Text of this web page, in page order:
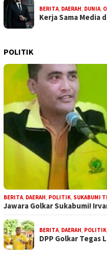
BERITA, DAERAH, DUNIA,
Kerja Sama Media
POLITIK
BERITA, DAERAH, POLITIK, SUKABUMI
Jawara Golkar Sukabumi!
BERITA, DAERAH, POLITIK,
DPP Golkar